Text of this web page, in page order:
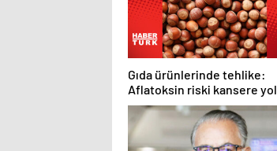
Gıda ürünlerinde tehlike:
Aflatoksin riski kansere yol
açıyor | Sağlık Haberleri